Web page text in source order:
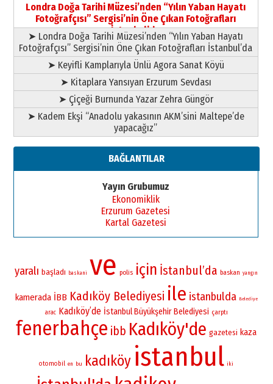
Londra Doğa Tarihi Müzesi’nden “Yılın Yaban Hayatı
Fotoğrafçısı” Sergisi’nin Öne Çıkan Fotoğrafları
İstanbul’da
➤ Londra Doğa Tarihi Müzesi’nden “Yılın Yaban Hayatı
Fotoğrafçısı” Sergisi’nin Öne Çıkan Fotoğrafları İstanbul’da
➤ Keyifli Kamplarıyla Ünlü Agora Sanat Köyü
➤ Kitaplara Yansıyan Erzurum Sevdası
➤ Çiçeği Burnunda Yazar Zehra Güngör
➤ Kadem Ekşi “Anadolu yakasının AKM’sini Maltepe’de
yapacağız”
BAĞLANTILAR
Yayın Grubumuz
Ekonomiklik
Erzurum Gazetesi
Kartal Gazetesi
yaralı başladı baskani ve polis için İstanbul’da baskan yangın
kamerada İBB Kadıköy Belediyesi ile istanbulda Belediye
arac Kadıköy’de İstanbul Büyükşehir Belediyesi çarptı
fenerbahçe ibb Kadıköy'de gazetesi kaza
otomobil en bu kadıköy istanbul iki